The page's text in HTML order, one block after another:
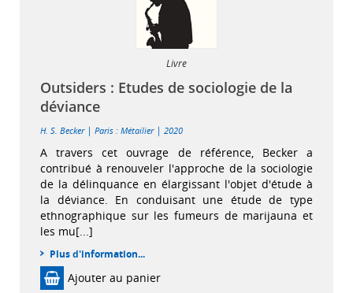
Livre
Outsiders : Etudes de sociologie de la
déviance
H. S. Becker | Paris : Métailier| 2020
A travers cet ouvrage de référence, Becker a
contribué à renouveler l'approche de la sociologie
de la délinquance en élargissant l'objet d'étude à
la déviance. En conduisant une étude de type
ethnographique sur les fumeurs de marijauna et
les mu[...]
Plus d'information...
Ajouter au panier